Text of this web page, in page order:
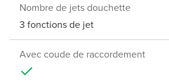
Nombre de jets douchette
3 fonctions de jet
Avec coude de raccordement